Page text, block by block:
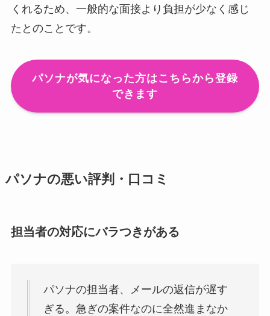
くれるため、一般的な面接より負担が少なく感じ
たとのことです。
パソナが気になった方はこちらから登録
できます
パソナの悪い評判・口コミ
担当者の対応にバラつきがある
パソナの担当者、メールの返信が遅す
ぎる。急ぎの案件なのに全然進まなか